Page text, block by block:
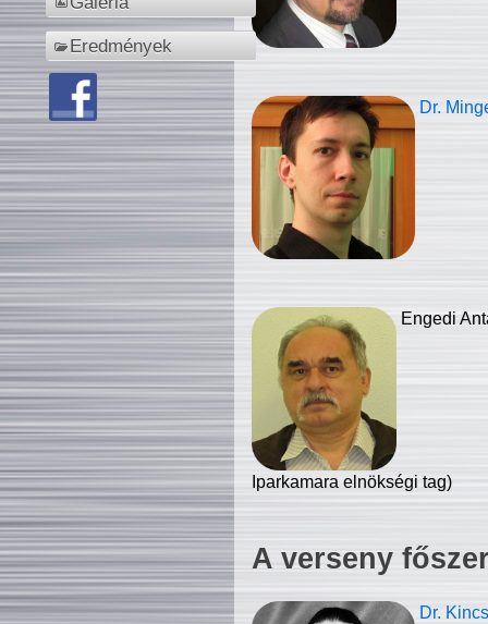
Eredmények
Dr.
Engedi
Iparkamara elnökségi tag)
A verseny
Dr.